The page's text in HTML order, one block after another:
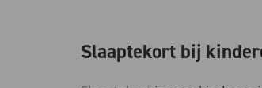
Slaaptekort bij